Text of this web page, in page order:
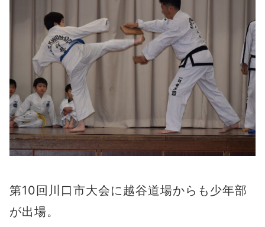
第10回川口市大会に越谷道場からも少年部
が出場。